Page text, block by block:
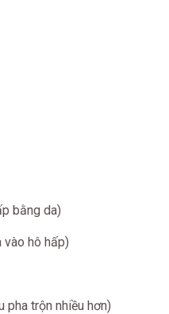
bằng da)
hô hấp)
pha trộn nhiều hơn)